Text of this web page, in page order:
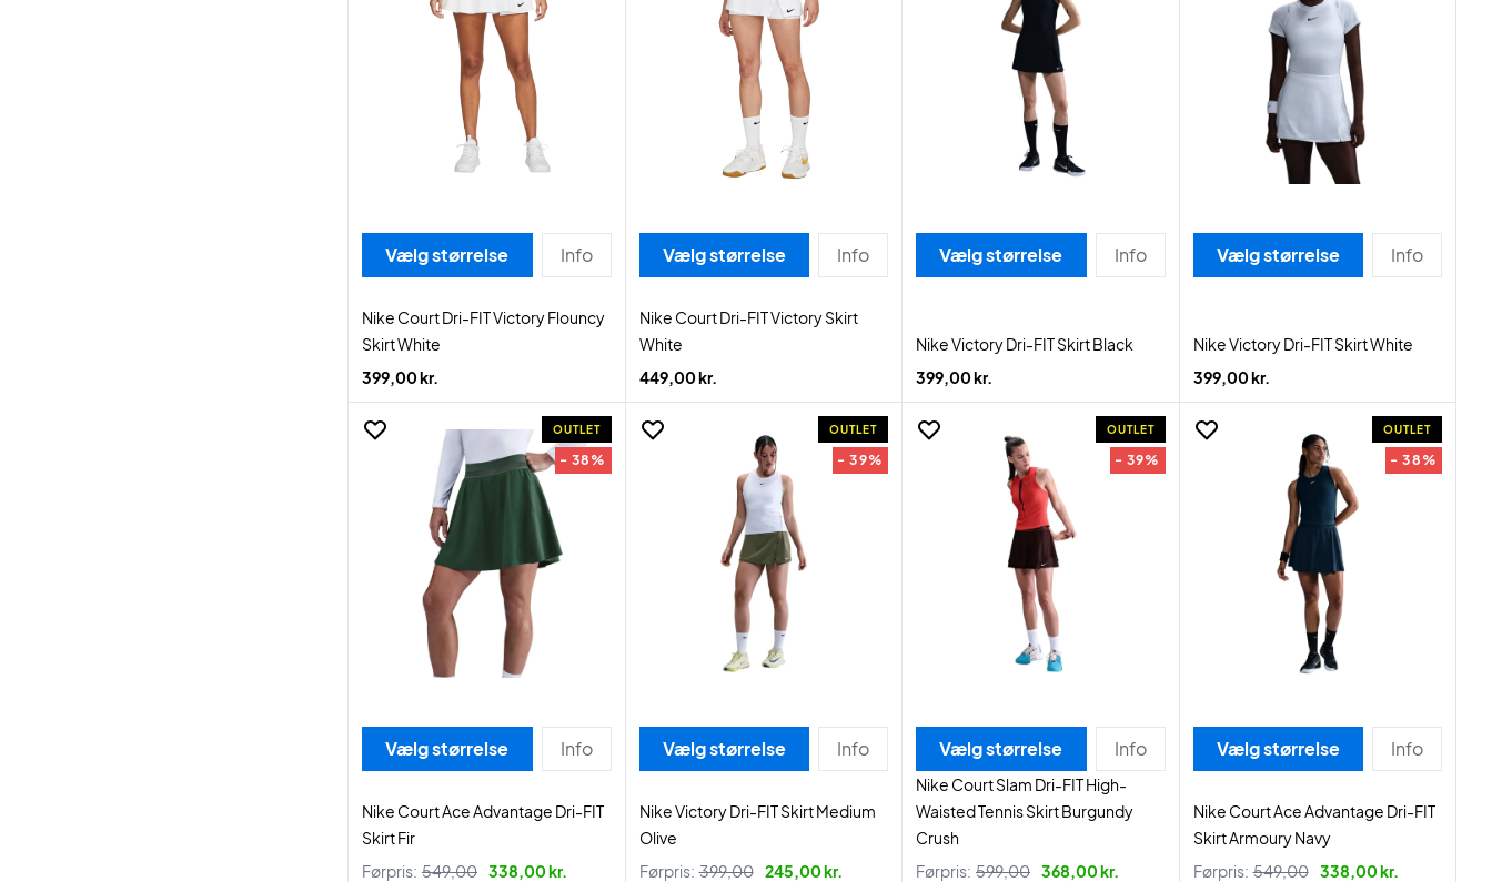
Vælg størrelse Info
Nike Court Dri-FIT Victory Flouncy
Skirt White
399,00 kr.
Vælg størrelse Info
Nike Court Dri-FIT Victory Skirt
White
449,00 kr.
Vælg størrelse Info
Nike Victory Dri-FIT Skirt Black
399,00 kr.
Vælg størrelse Info
Nike Victory Dri-FIT Skirt White
399,00 kr.
OUTLET
- 38%
Vælg størrelse Info
Nike Court Ace Advantage Dri-FIT
Skirt Fir
Førpris: 549,00 338,00 kr.
OUTLET
- 39%
Vælg størrelse Info
Nike Victory Dri-FIT Skirt Medium
Olive
Førpris: 399,00 245,00 kr.
OUTLET
- 39%
Vælg størrelse Info
Nike Court Slam Dri-FIT High-
Waisted Tennis Skirt Burgundy
Crush
Førpris: 599,00 368,00 kr.
OUTLET
- 38%
Vælg størrelse Info
Nike Court Ace Advantage Dri-FIT
Skirt Armoury Navy
Førpris: 549,00 338,00 kr.